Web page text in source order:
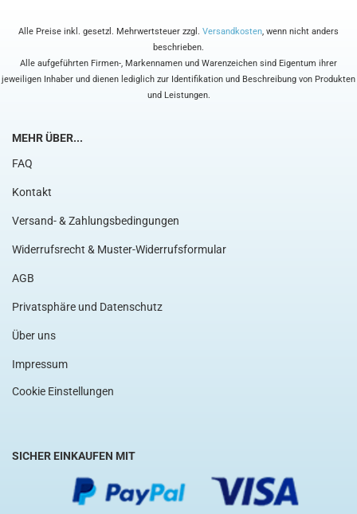
Alle Preise inkl. gesetzl. Mehrwertsteuer zzgl. Versandkosten, wenn nicht anders
beschrieben.
Alle aufgeführten Firmen-, Markennamen und Warenzeichen sind Eigentum ihrer
jeweiligen Inhaber und dienen lediglich zur Identifikation und Beschreibung von Produkten
und Leistungen.
MEHR ÜBER...
FAQ
Kontakt
Versand- & Zahlungsbedingungen
Widerrufsrecht & Muster-Widerrufsformular
AGB
Privatsphäre und Datenschutz
Über uns
Impressum
Cookie Einstellungen
SICHER EINKAUFEN MIT